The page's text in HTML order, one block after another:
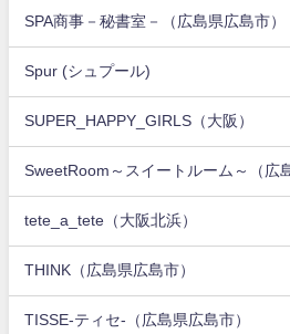
SPA商事－秘書室－（広島県広島市）
Spur (シュプール)
SUPER_HAPPY_GIRLS（大阪）
SweetRoom～スイートルーム～（広
tete_a_tete（大阪北浜）
THINK（広島県広島市）
TISSE-ティセ-（広島県広島市）